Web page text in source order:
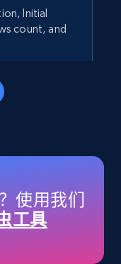
Initial
count, and
Initial
count, and
使用我们
工具